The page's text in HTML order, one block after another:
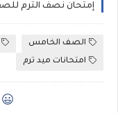
الصف الخامس
امتحانات ميد ترم